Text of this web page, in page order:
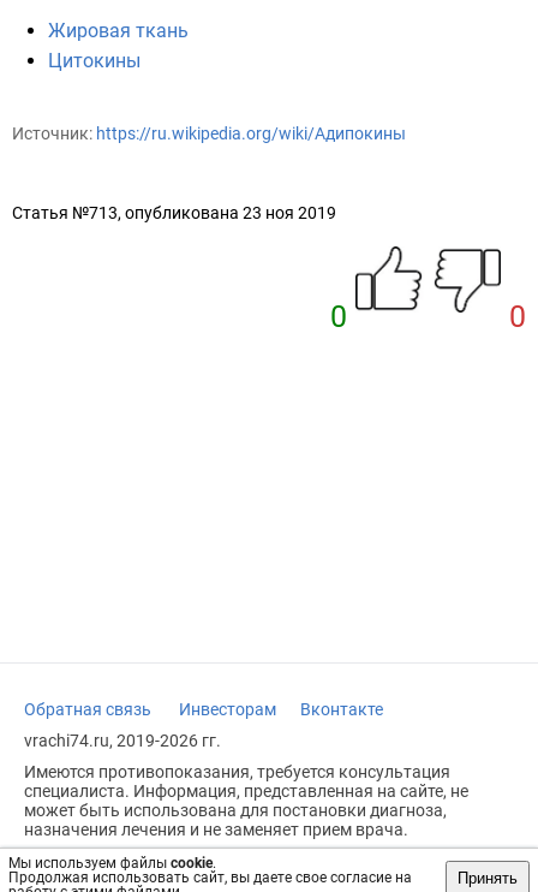
Мы используем файлы cookie.
Продолжая использовать сайт, вы даете свое согласие на
Принять
Жировая ткань
Цитокины
Источник: https://ru.wikipedia.org/wiki/Адипокины
Статья №713, опубликована 23 ноя 2019
0 0
Обратная связь Инвесторам
Вконтакте
vrachi74.ru, 2019-2026 гг.
Имеются противопоказания, требуется консультация
специалиста. Информация, представленная на сайте, не
может быть использована для постановки диагноза,
назначения лечения и не заменяет прием врача.
Возрастное ограничение: 18+